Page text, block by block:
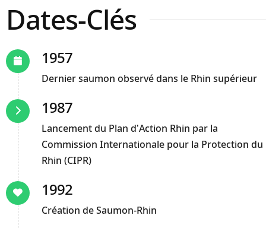
Dates-Clés
1957
Dernier saumon observé dans le Rhin supérieur
1987
Lancement du Plan d’Action Rhin par la
Commission Internationale pour la Protection du
Rhin (CIPR)
1992
Création de Saumon-Rhin